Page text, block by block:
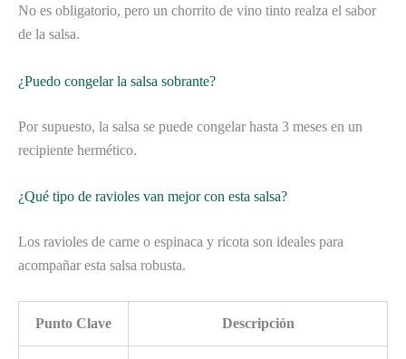
No es obligatorio, pero un chorrito de vino tinto realza el sabor
de la salsa.
¿Puedo congelar la salsa sobrante?
Por supuesto, la salsa se puede congelar hasta 3 meses en un
recipiente hermético.
¿Qué tipo de ravioles van mejor con esta salsa?
Los ravioles de carne o espinaca y ricota son ideales para
acompañar esta salsa robusta.
Punto Clave Descripción